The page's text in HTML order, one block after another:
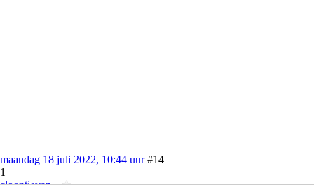
maandag 18 juli 2022, 10:44 uur #14
1
cloontjevan...